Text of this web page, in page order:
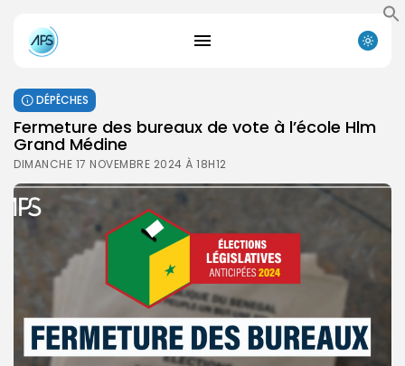
DÉPÊCHES
Fermeture des bureaux de vote à l’école Hlm
Grand Médine
DIMANCHE 17 NOVEMBRE 2024 À 18H12